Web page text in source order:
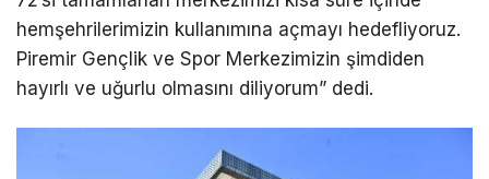
hemşehrilerimizin kullanımına açmayı hedefliyoruz.
Piremir Gençlik ve Spor Merkezimizin şimdiden
hayırlı ve uğurlu olmasını diliyorum” dedi.